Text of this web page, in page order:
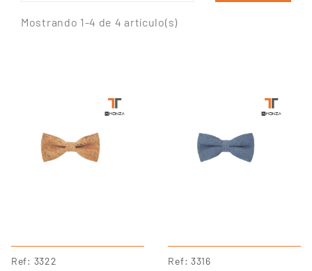
Mostrando 1-4 de 4 artículo(s)
Ref 3322 Ref 3316